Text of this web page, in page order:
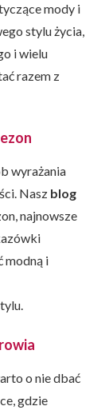
mody i
stylu życia,
i wielu
razem z
wyrażania
Nasz blog
najnowsze
modną i
o nie dbać
gdzie